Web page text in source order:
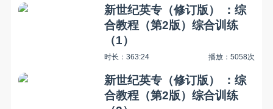
新世纪英专（修订版） ：综
合教程（第2版）综合训练
（1）
时长：363:24 播放：5058次
新世纪英专（修订版） ：综
合教程（第2版）综合训练